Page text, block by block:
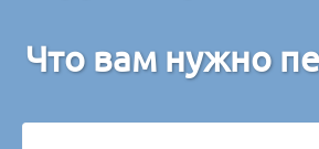
Что вам нужно